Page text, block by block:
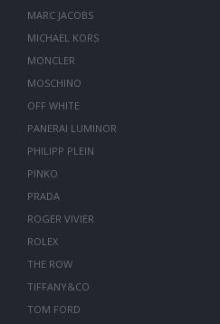
MARC JACOBS
MICHAEL KORS
MONCLER
MOSCHINO
OFF WHITE
PANERAI LUMINOR
PHILIPP PLEIN
PINKO
PRADA
ROGER VIVIER
ROLEX
THE ROW
TIFFANY&CO
TOM FORD